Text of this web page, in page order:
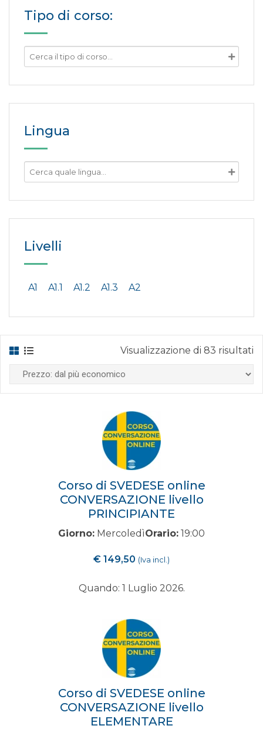
Tipo di corso:
Lingua
Livelli
A1 A1.1 A1.2 A1.3 A2
Visualizzazione di 83 risultati
Corso di SVEDESE online
CONVERSAZIONE livello
PRINCIPIANTE
Giorno: MercoledìOrario: 19:00
€ 149,50 (Iva incl.)
Quando: 1 Luglio 2026.
Corso di SVEDESE online
CONVERSAZIONE livello
ELEMENTARE